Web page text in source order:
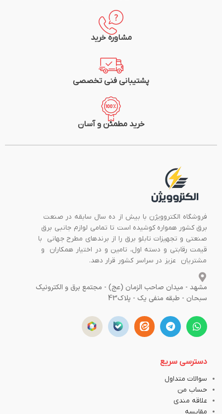
مشاوره خرید
پشتیبانی فنی تخصصی
خرید مطمئن و آسان
فروشگاه الکتروویژن با بیش از ده سال سابقه در صنعت
برق کشور همواره کوشیده است تا تمامی لوازم جانبی برق
صنعتی و تجهیزات تابلو برق را از برندهای مطرح جهانی با
قیمت رقابتی و دسته اول، تامین و در اختیار همکاران و
مشتریان عزیز در سراسر کشور قرار دهد.
مشهد - میدان صاحب الزمان (عج) - مجتمع برق و الکترونیک
سبحان - طبقه منفی یک - پلاک43
دسترسی سریع
سوالات متداول
حساب من
علاقه مندی
مقایسه